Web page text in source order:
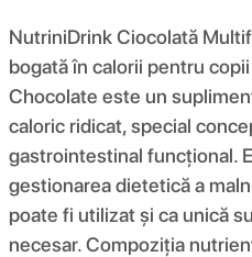
NutriniDrink Ciocolată
bogată în calorii pentru
Chocolate este un
caloric ridicat, special
gastrointestinal funcțional.
gestionarea dietetică a
poate fi utilizat și ca unică
necesar. Compoziția